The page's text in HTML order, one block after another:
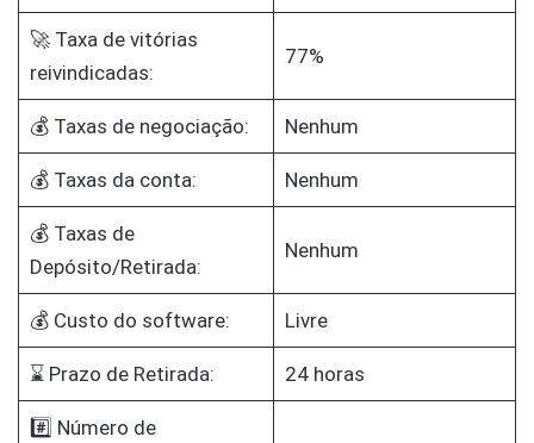
🚀 Taxa de vitórias
reivindicadas:
77%
💰 Taxas de negociação: Nenhum
💰 Taxas da conta: Nenhum
💰 Taxas de
Depósito/Retirada:
Nenhum
💰 Custo do software: Livre
⌛ Prazo de Retirada: 24 horas
#️⃣ Número de